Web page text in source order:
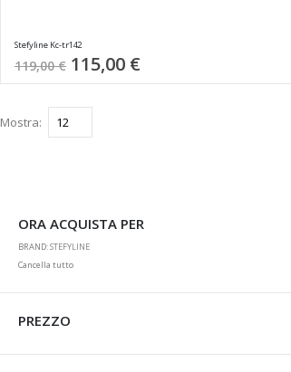
Stefyline Kc-tr142
119,00 € Special
Price
115,00 €
Mostra
ORA ACQUISTA PER
BRAND STEFYLINE
Cancella tutto
PREZZO